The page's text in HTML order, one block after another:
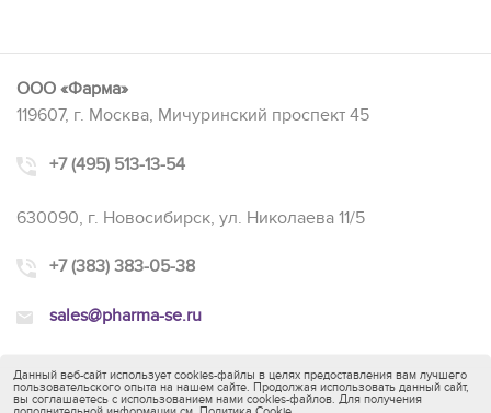
ООО «Фарма»
119607, г. Москва, Мичуринский проспект 45
+7 (495) 513-13-54
630090, г. Новосибирск, ул. Николаева 11/5
+7 (383) 383-05-38
sales@pharma-se.ru
Данный веб-сайт использует cookies-файлы в целях предоставления вам лучшего
пользовательского опыта на нашем сайте. Продолжая использовать данный сайт,
вы соглашаетесь с использованием нами cookies-файлов. Для получения